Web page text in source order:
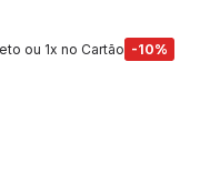
ou 1x no Cartão -10%